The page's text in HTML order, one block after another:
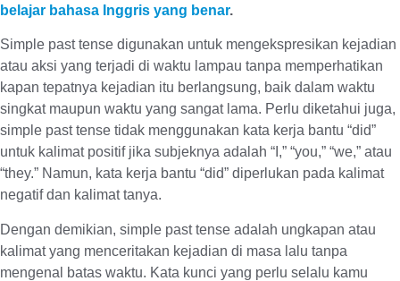
belajar bahasa Inggris yang benar.
Simple past tense digunakan untuk mengekspresikan kejadian
atau aksi yang terjadi di waktu lampau tanpa memperhatikan
kapan tepatnya kejadian itu berlangsung, baik dalam waktu
singkat maupun waktu yang sangat lama. Perlu diketahui juga,
simple past tense tidak menggunakan kata kerja bantu “did”
untuk kalimat positif jika subjeknya adalah “I,” “you,” “we,” atau
“they.” Namun, kata kerja bantu “did” diperlukan pada kalimat
negatif dan kalimat tanya.
Dengan demikian, simple past tense adalah ungkapan atau
kalimat yang menceritakan kejadian di masa lalu tanpa
mengenal batas waktu. Kata kunci yang perlu selalu kamu